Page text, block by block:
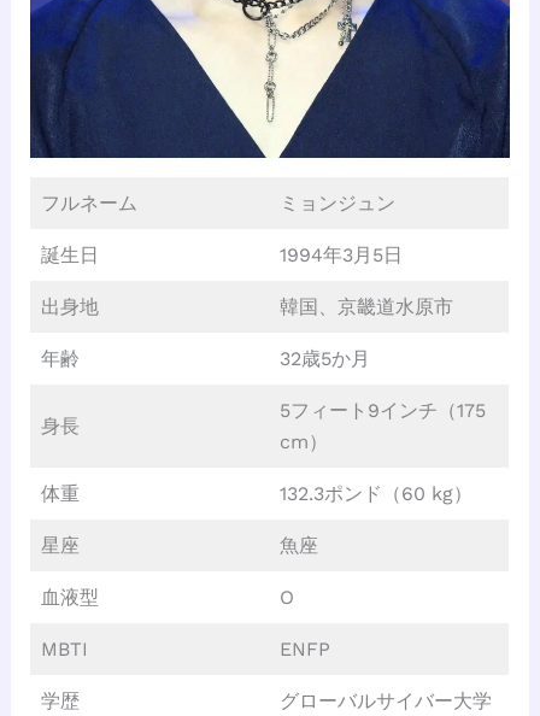
フルネーム ミョンジュン
誕生日 1994年3月5日
出身地 韓国、京畿道水原市
年齢 32歳5か月
身長
5フィート9インチ（175
cm）
体重 132.3ポンド（60 kg）
星座 魚座
血液型 O
MBTI ENFP
学歴 グローバルサイバー大学